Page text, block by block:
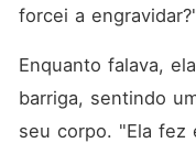
forcei a
Enquanto falava,
barriga, sentindo
seu corpo. "Ela fez